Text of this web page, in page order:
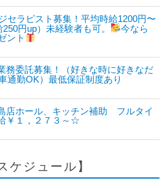
セラピスト募集！平均時給1200円〜
250円up）未経験者も可。
今なら
ント
務委託募集！（好きな時に好きなだ
通勤OK）最低保証制度あり
店ホール、キッチン補助 フルタイ
￥１，２７３～☆
ケジュール】